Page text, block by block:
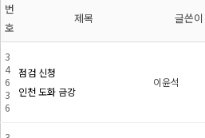
번
호
제목 글쓴이
3
4
6
3
6
점검 신청
인천 도화 금강
이윤석